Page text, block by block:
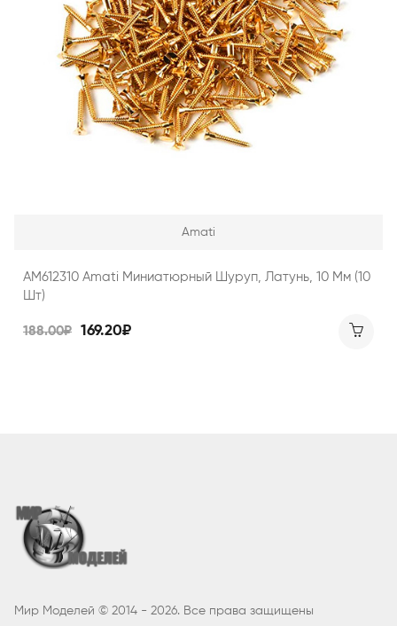
Amati
AM612310 Amati Миниатюрный Шуруп, Латунь, 10 Мм (10
Шт)
188.00₽ 169.20₽
Мир Моделей © 2014 - 2026. Все права защищены